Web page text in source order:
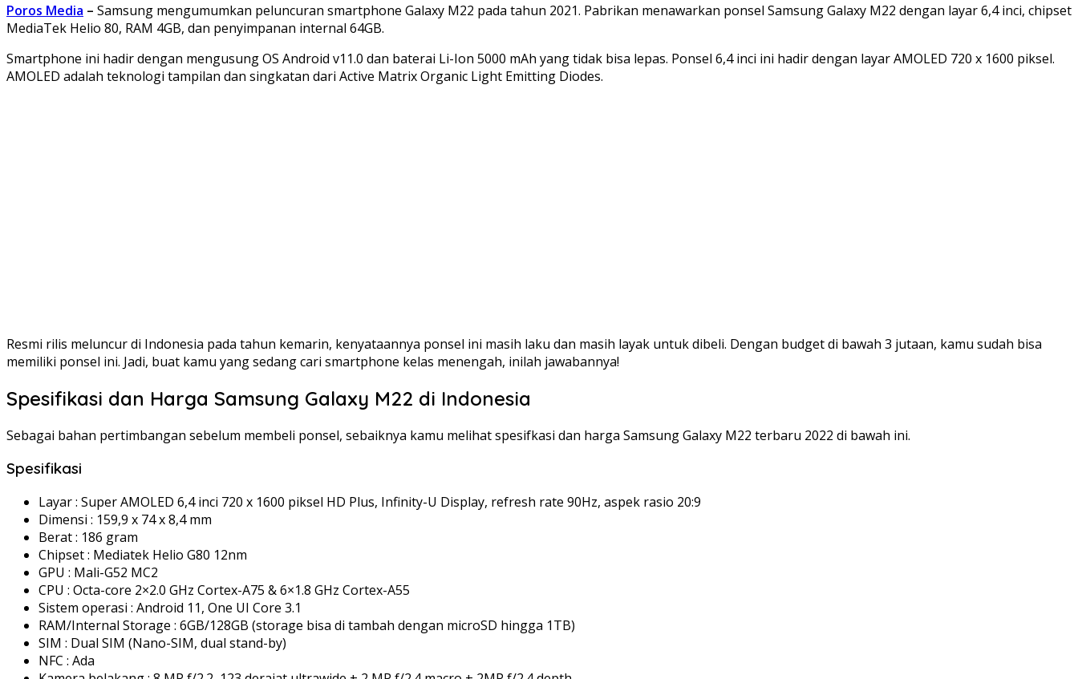
Poros Media – Samsung mengumumkan peluncuran smartphone Galaxy M22 pada tahun 2021. Pabrikan menawarkan ponsel Samsung Galaxy M22 dengan layar 6,4 inci, chipset
MediaTek Helio 80, RAM 4GB, dan penyimpanan internal 64GB.
Smartphone ini hadir dengan mengusung OS Android v11.0 dan baterai Li-Ion 5000 mAh yang tidak bisa lepas. Ponsel 6,4 inci ini hadir dengan layar AMOLED 720 x 1600 piksel.
AMOLED adalah teknologi tampilan dan singkatan dari Active Matrix Organic Light Emitting Diodes.
Resmi rilis meluncur di Indonesia pada tahun kemarin, kenyataannya ponsel ini masih laku dan masih layak untuk dibeli. Dengan budget di bawah 3 jutaan, kamu sudah bisa
memiliki ponsel ini. Jadi, buat kamu yang sedang cari smartphone kelas menengah, inilah jawabannya!
Spesifikasi dan Harga Samsung Galaxy M22 di Indonesia
Sebagai bahan pertimbangan sebelum membeli ponsel, sebaiknya kamu melihat spesifkasi dan harga Samsung Galaxy M22 terbaru 2022 di bawah ini.
Spesifikasi
Layar : Super AMOLED 6,4 inci 720 x 1600 piksel HD Plus, Infinity-U Display, refresh rate 90Hz, aspek rasio 20:9
Dimensi : 159,9 x 74 x 8,4 mm
Berat : 186 gram
Chipset : Mediatek Helio G80 12nm
GPU : Mali-G52 MC2
CPU : Octa-core 2×2.0 GHz Cortex-A75 & 6×1.8 GHz Cortex-A55
Sistem operasi : Android 11, One UI Core 3.1
RAM/Internal Storage : 6GB/128GB (storage bisa di tambah dengan microSD hingga 1TB)
SIM : Dual SIM (Nano-SIM, dual stand-by)
NFC : Ada